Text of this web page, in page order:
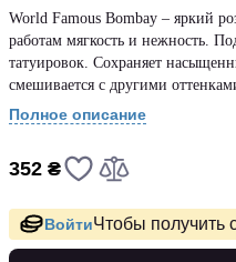
World Famous Bombay – яркий
работам мягкость и нежность.
татуировок. Сохраняет
смешивается с другими
Полное описание
352 ₴
ВойтиЧтобы получить